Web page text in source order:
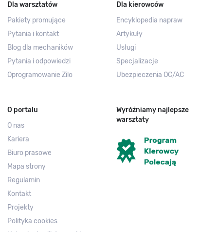
Dla warsztatów
Pakiety promujące
Pytania i kontakt
Blog dla mechaników
Pytania i odpowiedzi
Oprogramowanie Zilo
Dla kierowców
Encyklopedia napraw
Artykuły
Usługi
Specjalizacje
Ubezpieczenia OC/AC
O portalu
O nas
Kariera
Biuro prasowe
Mapa strony
Regulamin
Kontakt
Projekty
Polityka cookies
Wyróżniamy najlepsze
warsztaty